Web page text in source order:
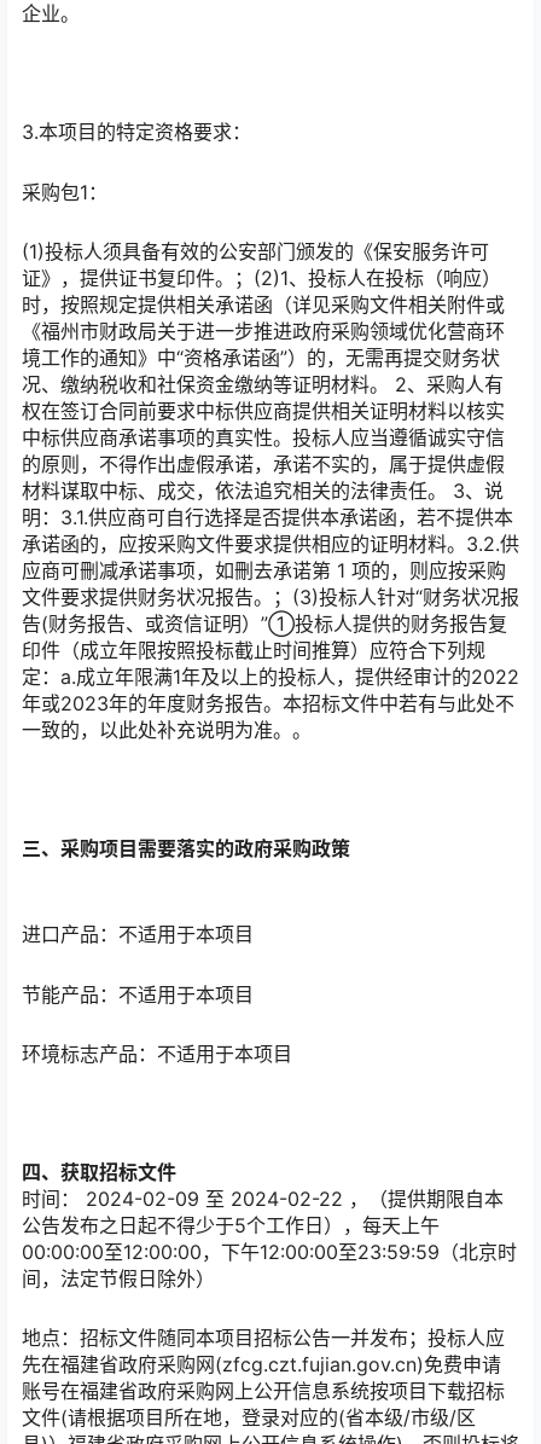
企业。
3.本项目的特定资格要求：
采购包1：
(1)投标人须具备有效的公安部门颁发的《保安服务许可
证》，提供证书复印件。；(2)1、投标人在投标（响应）
时，按照规定提供相关承诺函（详见采购文件相关附件或
《福州市财政局关于进一步推进政府采购领域优化营商环
境工作的通知》中“资格承诺函”）的，无需再提交财务状
况、缴纳税收和社保资金缴纳等证明材料。 2、采购人有
权在签订合同前要求中标供应商提供相关证明材料以核实
中标供应商承诺事项的真实性。投标人应当遵循诚实守信
的原则，不得作出虚假承诺，承诺不实的，属于提供虚假
材料谋取中标、成交，依法追究相关的法律责任。 3、说
明：3.1.供应商可自行选择是否提供本承诺函，若不提供本
承诺函的，应按采购文件要求提供相应的证明材料。3.2.供
应商可刪减承诺事项，如刪去承诺第 1 项的，则应按采购
文件要求提供财务状况报告。；(3)投标人针对“财务状况报
告(财务报告、或资信证明）”①投标人提供的财务报告复
印件（成立年限按照投标截止时间推算）应符合下列规
定：a.成立年限满1年及以上的投标人，提供经审计的2022
年或2023年的年度财务报告。本招标文件中若有与此处不
一致的，以此处补充说明为准。。
三、采购项目需要落实的政府采购政策
进口产品：不适用于本项目
节能产品：不适用于本项目
环境标志产品：不适用于本项目
四、获取招标文件
时间： 2024-02-09 至 2024-02-22 ，（提供期限自本
公告发布之日起不得少于5个工作日），每天上午
00:00:00至12:00:00，下午12:00:00至23:59:59（北京时
间，法定节假日除外）
地点： 招标文件随同本项目招标公告一并发布；投标人应
先在福建省政府采购网(zfcg.czt.fujian.gov.cn)免费申请
账号在福建省政府采购网上公开信息系统按项目下载招标
文件(请根据项目所在地，登录对应的(省本级/市级/区